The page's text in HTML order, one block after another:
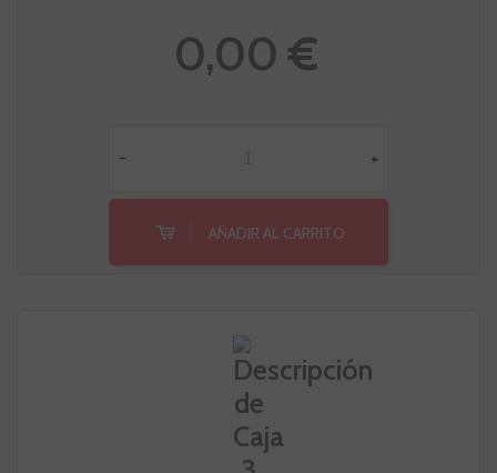
0,00 €
- +
AÑADIR AL CARRITO